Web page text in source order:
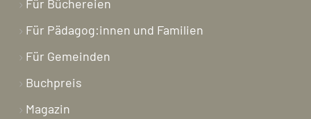
Für Büchereien
Für Pädagog:innen und Familien
Für Gemeinden
Buchpreis
Magazin